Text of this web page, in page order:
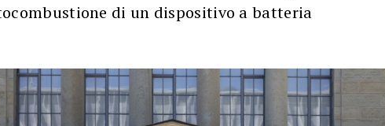
di un dispositivo a batteria